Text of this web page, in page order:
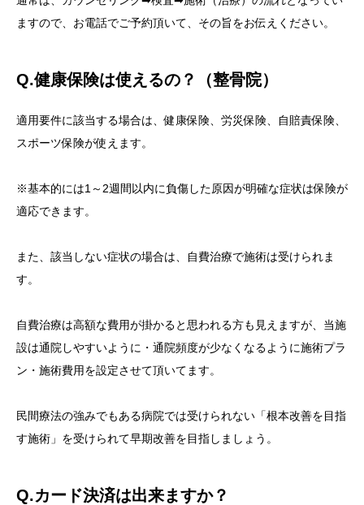
ますので、お電話でご予約頂いて、その旨をお伝えください。
Q.健康保険は使えるの？（整骨院）
適用要件に該当する場合は、健康保険、労災保険、自賠責保険、
スポーツ保険が使えます。
※基本的には1～2週間以内に負傷した原因が明確な症状は保険が
適応できます。
また、該当しない症状の場合は、自費治療で施術は受けられま
す。
自費治療は高額な費用が掛かると思われる方も見えますが、当施
設は通院しやすいように・通院頻度が少なくなるように施術プラ
ン・施術費用を設定させて頂いてます。
民間療法の強みでもある病院では受けられない「根本改善を目指
す施術」を受けられて早期改善を目指しましょう。
Q.カード決済は出来ますか？